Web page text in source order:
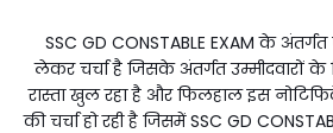
SSC GD CONSTABLE EXAM के
लेकर चर्चा है जिसके अंतर्गत उम्मीदवारों के
रास्ता खुल रहा है और फिलहाल इस
की चर्चा हो रही है जिसमें SSC GD